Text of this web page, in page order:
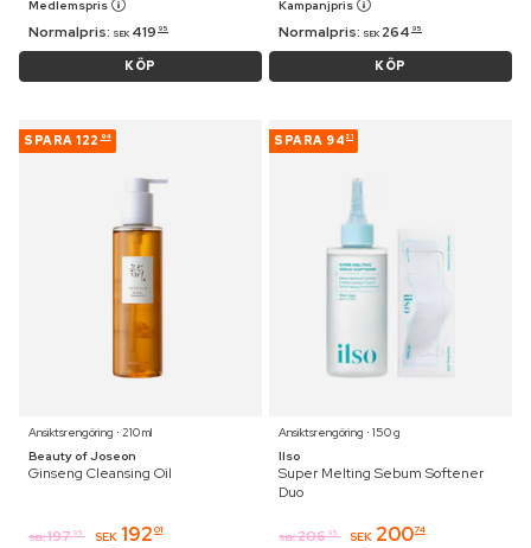
Medlemspris
Normalpris: SEK 419 95
KÖP
Kampanjpris
Normalpris: SEK 264 95
KÖP
SPARA 122 94
Ansiktsrengöring ⋅ 210 ml
Beauty of Joseon
Ginseng Cleansing Oil
SEK 197 95 SEK 192 01
SPARA 94 21
Ansiktsrengöring ⋅ 150 g
Ilso
Super Melting Sebum Softener
Duo
SEK 206 95 SEK 20074